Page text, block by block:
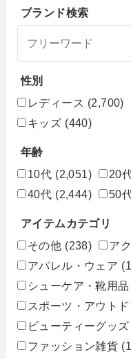
ブランド検索
性別
レディース (2,700)
キッズ (440)
年齢
10代 (2,051) 20
40代 (2,444) 50
アイテムカテゴリ
その他 (238) ア
アパレル・ウェア
シューケア・靴用品
スポーツ・アウトド
ビューティーグッズ
ファッション雑貨